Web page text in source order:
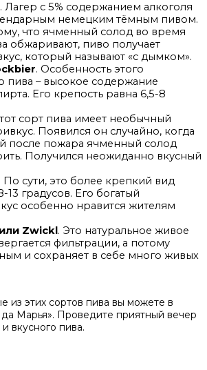
. Лагер с 5% содержанием алкоголя
немецким тёмным пивом.
что ячменный солод во время
обжаривают, пиво получает
который называют «с дымком».
. Особенность этого
пива – высокое содержание
Его крепость равна 6,5-8
сорт пива имеет необычный
Появился он случайно, когда
после пожара ячменный солод
Получился неожиданно вкусный
. По сути, это более крепкий вид
13 градусов. Его богатый
особенно нравится жителям
Zwickl . Это натуральное живое
фильтрации, а потому
и сохраняет в себе много живых
из этих сортов пива вы можете в
Марья». Проведите приятный вечер
вкусного пива.